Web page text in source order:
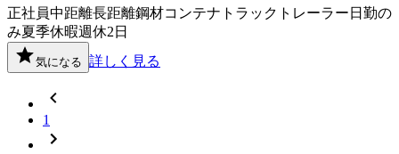
正社員中距離長距離鋼材コンテナ トラック トレーラー 日勤の
み夏季休暇週休2日
気になる 詳しく見る
1